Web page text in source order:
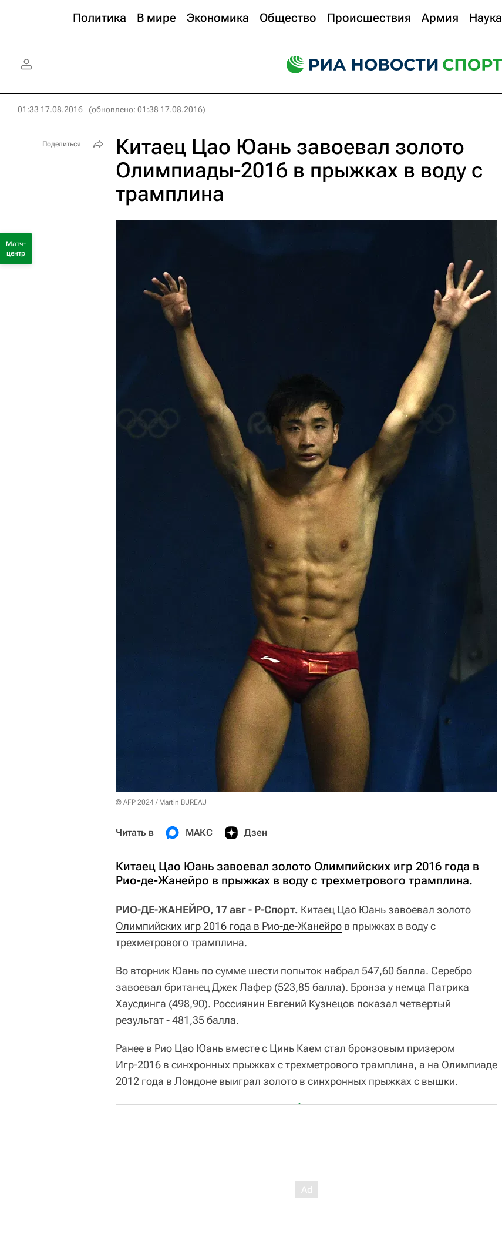
Политика В мире Экономика Общество Происшествия Армия Наука
01:33 17.08.2016 (обновлено: 01:38 17.08.2016)
Китаец Цао Юань завоевал золото
Олимпиады-2016 в прыжках в воду с
трамплина
© AFP 2024 / Martin BUREAU
Читать в МАКС Дзен
Китаец Цао Юань завоевал золото Олимпийских игр 2016 года в
Рио-де-Жанейро в прыжках в воду с трехметрового трамплина.
РИО-ДЕ-ЖАНЕЙРО, 17 авг - Р-Спорт. Китаец Цао Юань завоевал золото
Олимпийских игр 2016 года в Рио-де-Жанейро в прыжках в воду с
трехметрового трамплина.
Во вторник Юань по сумме шести попыток набрал 547,60 балла. Серебро
завоевал британец Джек Лафер (523,85 балла). Бронза у немца Патрика
Хаусдинга (498,90). Россиянин Евгений Кузнецов показал четвертый
результат - 481,35 балла.
Ранее в Рио Цао Юань вместе с Цинь Каем стал бронзовым призером
Игр-2016 в синхронных прыжках с трехметрового трамплина, а на Олимпиаде
2012 года в Лондоне выиграл золото в синхронных прыжках с вышки.
Поделиться
Матч-
центр